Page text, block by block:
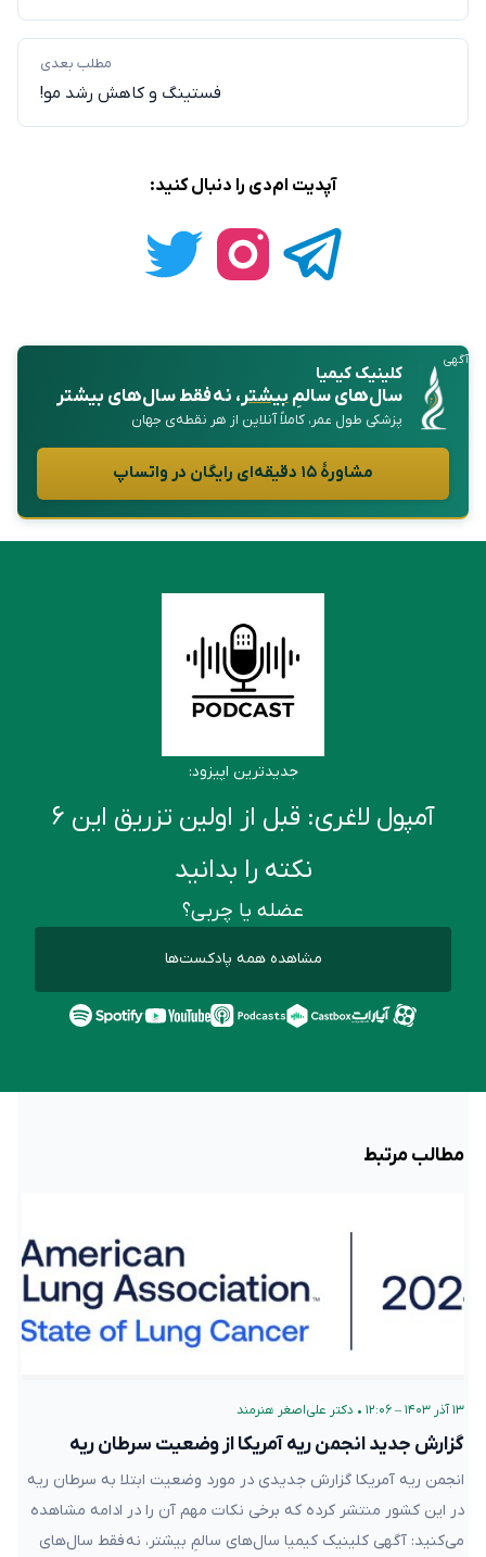
مطلب بعدی
فستینگ و کاهش رشد مو!
آپدیت ام‌دی را دنبال کنید:
آگهی
کلینیک کیمیا
سال‌های سالمِبیشتر، نه فقط سال‌های بیشتر
پزشکی طول عمر، کاملاً آنلاین از هر نقطه‌ی جهان
مشاورهٔ ۱۵ دقیقه‌ای رایگان در واتساپ
جدیدترین اپیزود:
آمپول لاغری: قبل از اولین تزریق این ۶
نکته را بدانید
عضله یا چربی؟
مشاهده همه پادکست‌ها
مطالب مرتبط
۱۳ آذر ۱۴۰۳ – ۱۲:۰۶ • دکتر علی‌اصغر هنرمند
گزارش جدید انجمن ریه آمریکا از وضعیت سرطان ریه
انجمن ریه آمریکا گزارش جدیدی در مورد وضعیت ابتلا به سرطان ریه
در این کشور منتشر کرده که برخی نکات مهم آن را در ادامه مشاهده
می‌کنید: آگهی کلینیک کیمیا سال‌های سالمِ بیشتر، نه فقط سال‌های